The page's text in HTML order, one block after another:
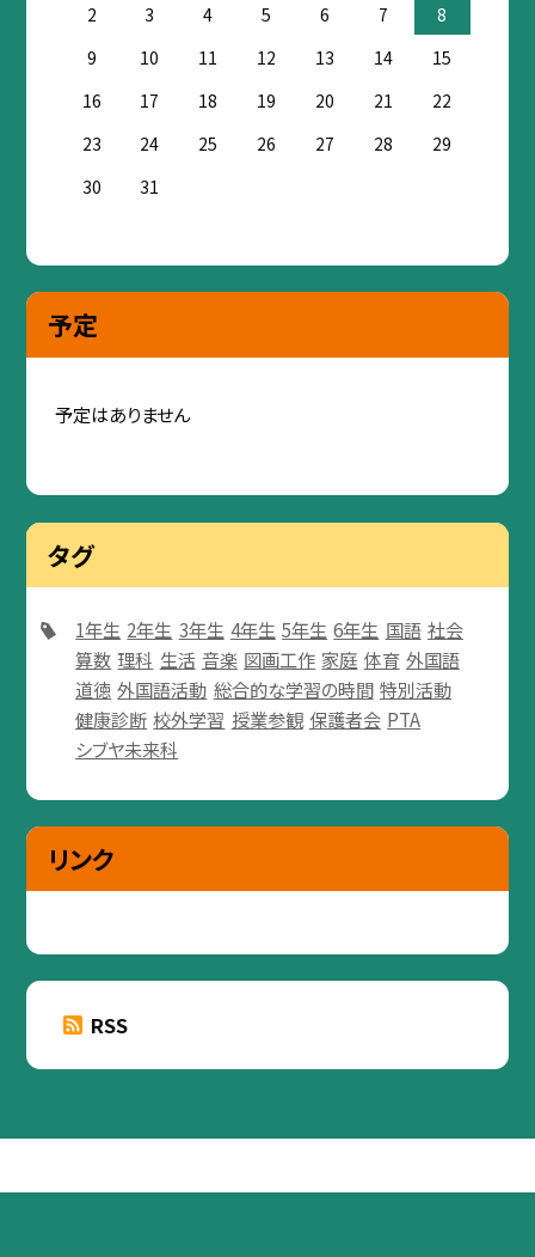
2
3 4 5 6 7
8
9
10 11 12 13 14
15
16
17 18 19 20 21
22
23
24 25 26 27 28
29
30
31
予定
予定はありません
タグ
1年生 2年生 3年生 4年生 5年生 6年生 国語 社会
算数 理科 生活 音楽 図画工作 家庭 体育 外国語
道徳 外国語活動 総合的な学習の時間 特別活動
健康診断 校外学習 授業参観 保護者会 PTA
シブヤ未来科
リンク
RSS